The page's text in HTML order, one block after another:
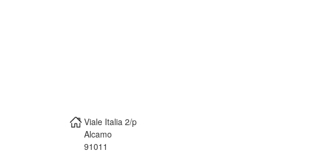
Viale Italia 2/p
Alcamo
91011